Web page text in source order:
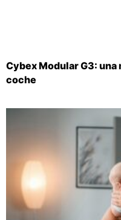
Cybex Modular G3: una
coche